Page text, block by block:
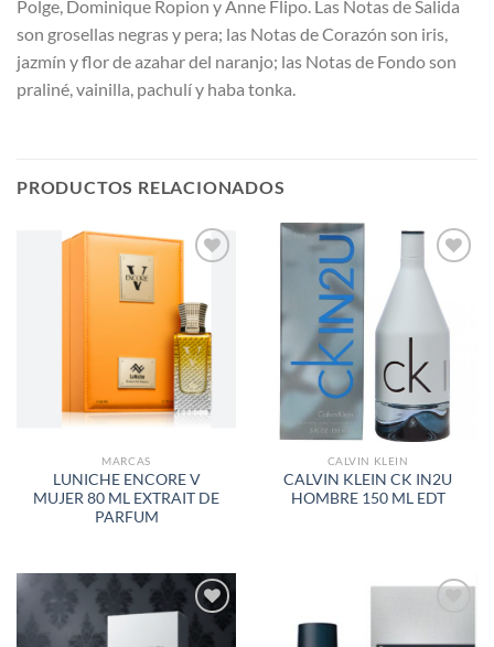
Polge, Dominique Ropion y Anne Flipo. Las Notas de Salida
son grosellas negras y pera; las Notas de Corazón son iris,
jazmín y flor de azahar del naranjo; las Notas de Fondo son
praliné, vainilla, pachulí y haba tonka.
PRODUCTOS RELACIONADOS
AÑADIR
A LA
LISTA
DE
DESEOS
MARCAS
LUNICHE ENCORE V
MUJER 80 ML EXTRAIT DE
PARFUM
AÑADIR
A LA
LISTA
CALVIN KLEIN
CALVIN KLEIN CK IN2U
HOMBRE 150 ML EDT